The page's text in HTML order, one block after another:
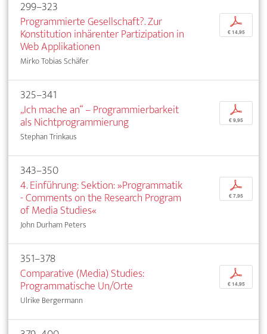
299–323
Programmierte Gesellschaft?. Zur
Konstitution inhärenter Partizipation in
Web Applikationen
Mirko Tobias Schäfer
p
€ 14,95
325–341
„Ich mache an“ – Programmierbarkeit
als Nichtprogrammierung
Stephan Trinkaus
p
€ 9,95
343–350
4. Einführung: Sektion: »Programmatik
- Comments on the Research Program
of Media Studies«
John Durham Peters
p
€ 7,95
351–378
Comparative (Media) Studies:
Programmatische Un/Orte
Ulrike Bergermann
p
€ 14,95